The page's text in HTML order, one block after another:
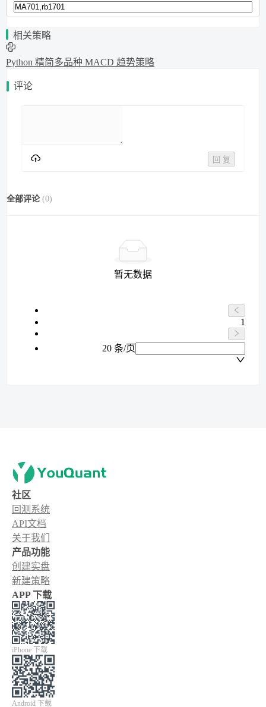
相关策略
Python 精简多品种 MACD 趋势策略
评论
回 复
全部评论 (0)
暂无数据
1
20 条/页
社区
回测系统
API文档
关于我们
产品功能
创建实盘
新建策略
APP 下载
iPhone 下载
Android 下载